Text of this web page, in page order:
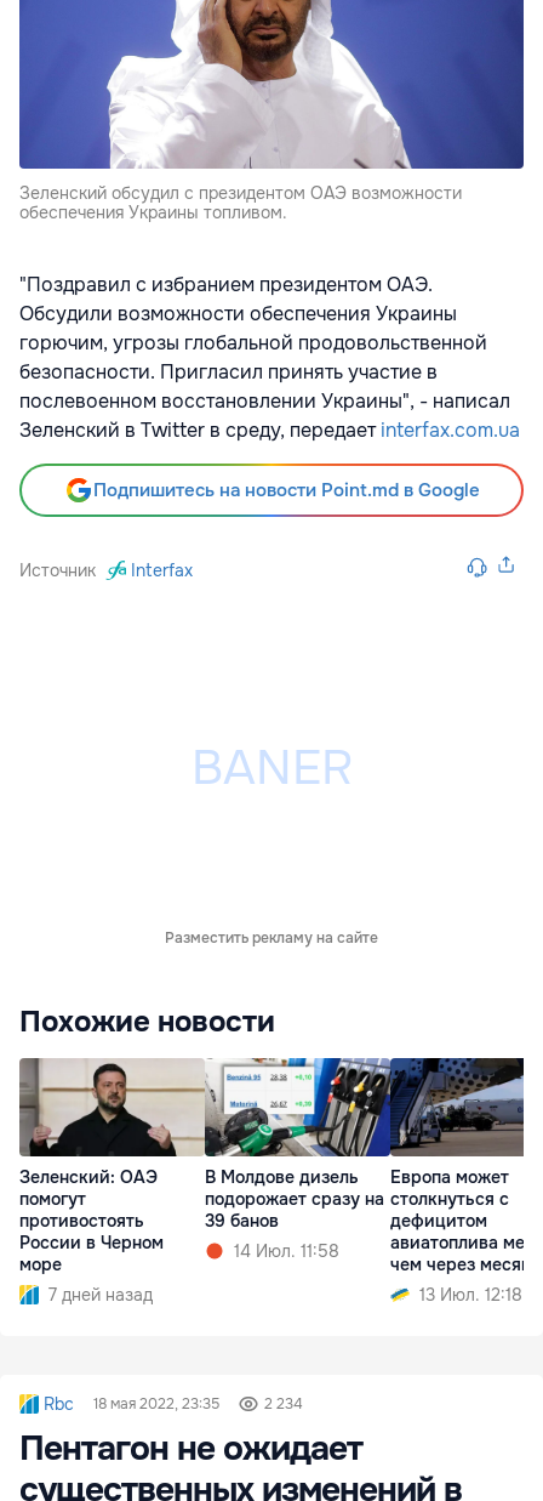
Зеленский обсудил с президентом ОАЭ возможности
обеспечения Украины топливом.
"Поздравил с избранием президентом ОАЭ.
Обсудили возможности обеспечения Украины
горючим, угрозы глобальной продовольственной
безопасности. Пригласил принять участие в
послевоенном восстановлении Украины", - написал
Зеленский в Twitter в среду, передаетinterfax.com.ua
Подпишитесь на новости Point.md в Google
Источник Interfax
Разместить рекламу на сайте
Похожие новости
Зеленский: ОАЭ
помогут
противостоять
России в Черном
море
7 дней назад
В Молдове дизель
подорожает сразу на
39 банов
14 Июл. 11:58
Европа может
столкнуться с
дефицитом
авиатоплива
чем через месяц
13 Июл. 12:18
Rbc 18 мая 2022, 23:35 2 234
Пентагон не ожидает
существенных изменений в